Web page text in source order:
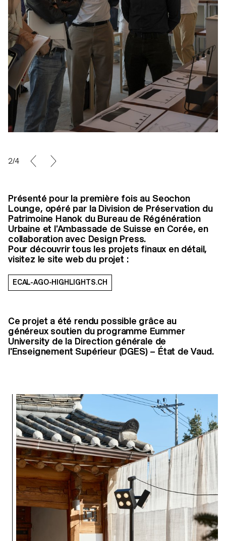
2/4
Présenté pour la première fois au Seochon
Lounge, opéré par la Division de Préservation du
Patrimoine Hanok du Bureau de Régénération
Urbaine et l'Ambassade de Suisse en Corée, en
collaboration avec Design Press.
Pour découvrir tous les projets finaux en détail,
visitez le site web du projet :
ECAL-AGO-HIGHLIGHTS.CH
Ce projet a été rendu possible grâce au
généreux soutien du programme Eummer
University de la Direction générale de
l'Enseignement Supérieur (DGES) – État de Vaud.